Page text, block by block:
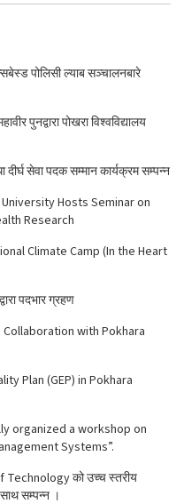
पोलिसी ल्याब सञ्चालनबारे
पुनद्वारा पोखरा विश्वविद्यालय
सेवा पदक सम्मान कार्यक्रम सम्पन्न
Hosts Seminar on
Research
Climate Camp (In the Heart
पदभार ग्रहण
with Pokhara
Plan (GEP) in Pokhara
organized a workshop on
Systems”.
Technology को उच्च स्तरीय
सम्पन्न ।